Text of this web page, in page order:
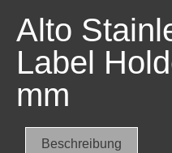
Alto
Label
mm
Beschreibung